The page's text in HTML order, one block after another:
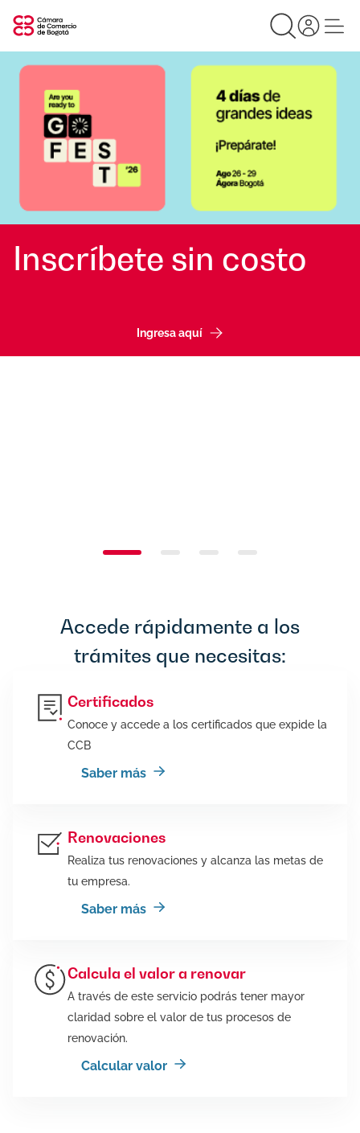
Inscríbete sin costo
Ingresa aquí
Accede rápidamente a los
trámites que necesitas:
Certificados
Conoce y accede a los certificados que expide la
CCB
Saber más
Renovaciones
Realiza tus renovaciones y alcanza las metas de
tu empresa.
Saber más
Calcula el valor a renovar
A través de este servicio podrás tener mayor
claridad sobre el valor de tus procesos de
renovación.
Calcular valor